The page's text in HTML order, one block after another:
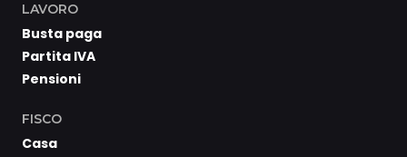
LAVORO
Busta paga
Partita IVA
Pensioni
FISCO
Casa